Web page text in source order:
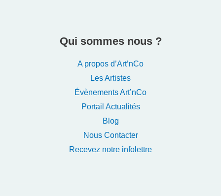
Qui sommes nous ?
A propos d’Art’nCo
Les Artistes
Évènements Art’nCo
Portail Actualités
Blog
Nous Contacter
Recevez notre infolettre